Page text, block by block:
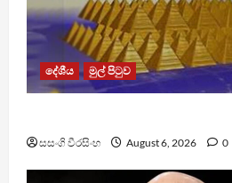
දේශීය මුල් පිටුව
සසංගි වීරසිංහ August 6, 2026 0